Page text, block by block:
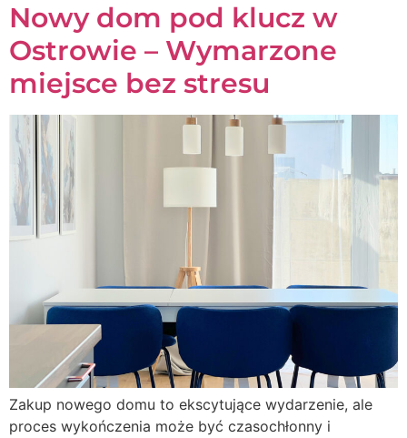
Nowy dom pod klucz w
Ostrowie – Wymarzone
miejsce bez stresu
Zakup nowego domu to ekscytujące wydarzenie, ale
proces wykończenia może być czasochłonny i